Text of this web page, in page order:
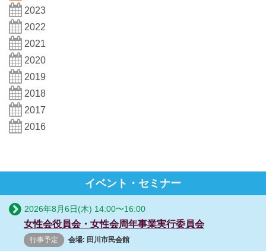
2023
2022
2021
2020
2019
2018
2017
2016
イベント・セミナー
2026年8月6日(木) 14:00〜16:00
女性会役員会・女性会周年事業実行委員会
行事予定 会場: 田川市民会館